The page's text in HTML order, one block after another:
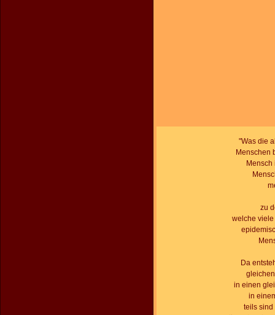
"Was die
Menschen
zu
welche
Da
in einen
in
teils sind